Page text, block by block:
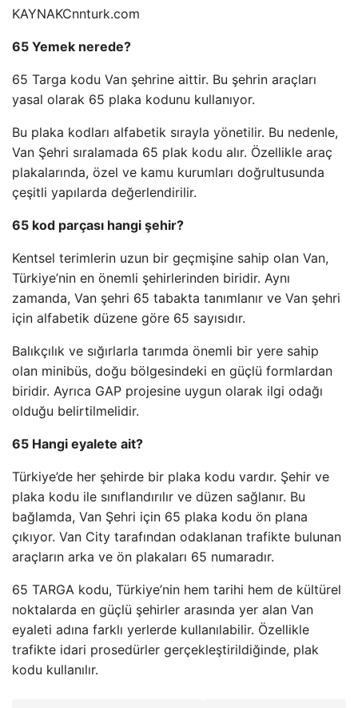
KAYNAKCnnturk.com
65 Yemek nerede?
65 Targa kodu Van şehrine aittir. Bu şehrin araçları
yasal olarak 65 plaka kodunu kullanıyor.
Bu plaka kodları alfabetik sırayla yönetilir. Bu nedenle,
Van Şehri sıralamada 65 plak kodu alır. Özellikle araç
plakalarında, özel ve kamu kurumları doğrultusunda
çeşitli yapılarda değerlendirilir.
65 kod parçası hangi şehir?
Kentsel terimlerin uzun bir geçmişine sahip olan Van,
Türkiye’nin en önemli şehirlerinden biridir. Aynı
zamanda, Van şehri 65 tabakta tanımlanır ve Van şehri
için alfabetik düzene göre 65 sayısıdır.
Balıkçılık ve sığırlarla tarımda önemli bir yere sahip
olan minibüs, doğu bölgesindeki en güçlü formlardan
biridir. Ayrıca GAP projesine uygun olarak ilgi odağı
olduğu belirtilmelidir.
65 Hangi eyalete ait?
Türkiye’de her şehirde bir plaka kodu vardır. Şehir ve
plaka kodu ile sınıflandırılır ve düzen sağlanır. Bu
bağlamda, Van Şehri için 65 plaka kodu ön plana
çıkıyor. Van City tarafından odaklanan trafikte bulunan
araçların arka ve ön plakaları 65 numaradır.
65 TARGA kodu, Türkiye’nin hem tarihi hem de kültürel
noktalarda en güçlü şehirler arasında yer alan Van
eyaleti adına farklı yerlerde kullanılabilir. Özellikle
trafikte idari prosedürler gerçekleştirildiğinde, plak
kodu kullanılır.